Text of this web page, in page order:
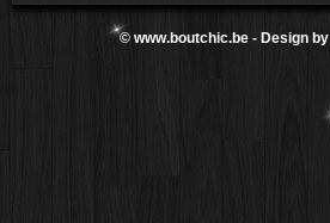
© www.boutchic.be- Design by